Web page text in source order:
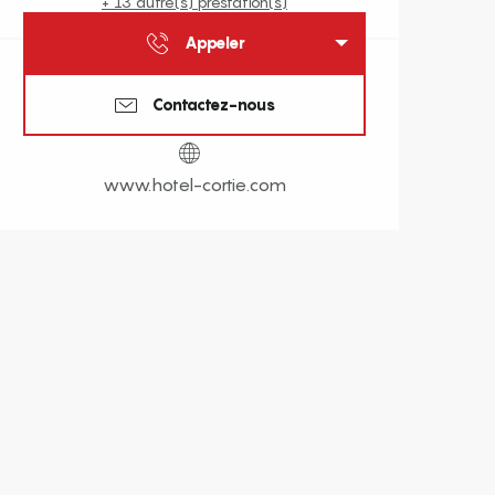
Appeler
Contactez-nous
www.hotel-cortie.com